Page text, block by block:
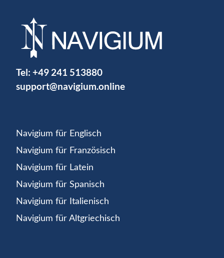
Tel: +49 241 513880
support@navigium.online
Navigium für Englisch
Navigium für Französisch
Navigium für Latein
Navigium für Spanisch
Navigium für Italienisch
Navigium für Altgriechisch